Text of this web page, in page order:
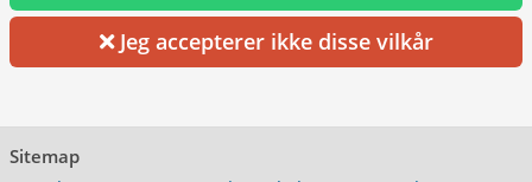
Jeg accepterer ikke disse vilkår
Sitemap